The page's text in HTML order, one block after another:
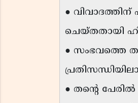
●
ചെയ്തതായി
● സംഭവത്തെ
● തന്റെ